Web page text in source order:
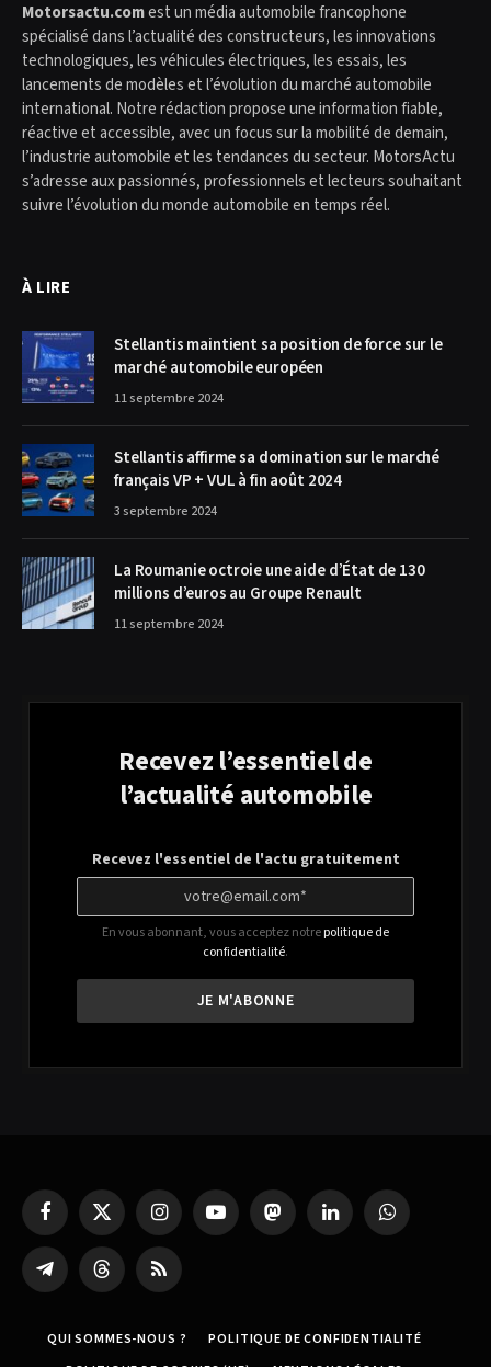
Motorsactu.comest un média automobile francophone
spécialisé dans l’actualité des constructeurs, les innovations
technologiques, les véhicules électriques, les essais, les
lancements de modèles et l’évolution du marché automobile
international. Notre rédaction propose une information fiable,
réactive et accessible, avec un focus sur la mobilité de demain,
l’industrie automobile et les tendances du secteur. MotorsActu
s’adresse aux passionnés, professionnels et lecteurs souhaitant
suivre l’évolution du monde automobile en temps réel.
À LIRE
Stellantis maintient sa position de force sur le
marché automobile européen
11 septembre 2024
Stellantis affirme sa domination sur le marché
français VP + VUL à fin août 2024
3 septembre 2024
La Roumanie octroie une aide d’État de 130
millions d’euros au Groupe Renault
11 septembre 2024
Recevez l’essentiel de
l’actualité automobile
Recevez l'essentiel de l'actu gratuitement
En vous abonnant, vous acceptez notrepolitique de
confidentialité.
FacebookX
(Twitter)
InstagramYouTube MastodonLinkedIn WhatsApp
Partager
sur
Threads RSS
QUI SOMMES-NOUS ?
POLITIQUE DE CONFIDENTIALITÉ